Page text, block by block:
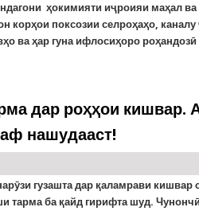
ҳокимияти иҷроияи маҳал ва
корҳои поксозии селроҳаҳо, каналу
ва ҳар гуна ифлосиҳоро роҳандозӣ
дар Ҳисор
дар роҳҳои кишвар.
нашудааст!
гузашта дар қаламрави кишвар
тарма ба қайд гирифта шуд.